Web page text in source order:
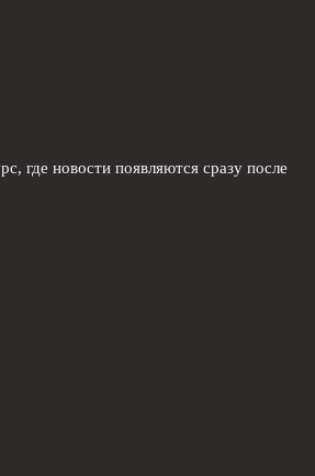
где новости появляются сразу после